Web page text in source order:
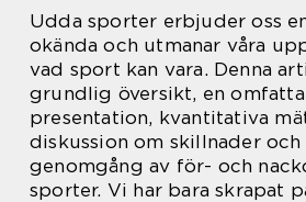
Udda sporter erbjuder oss
okända och utmanar våra
vad sport kan vara. Denna
grundlig översikt, en
presentation, kvantitativa
diskussion om skillnader
genomgång av för- och
sporter. Vi har bara skrapat